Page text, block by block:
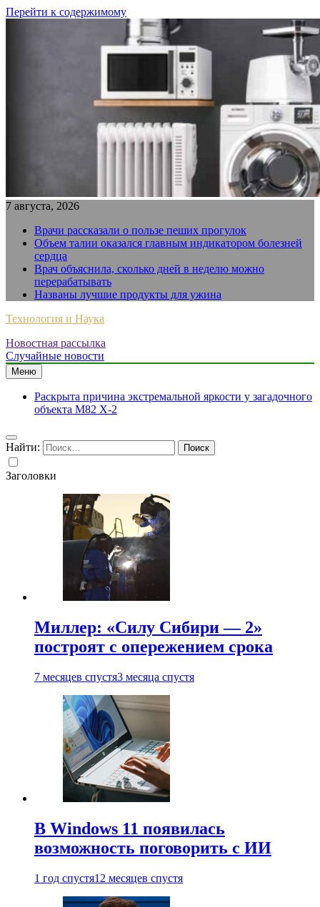
Перейти к содержимому
7 августа, 2026
Врачи рассказали о пользе пеших прогулок
Объем талии оказался главным индикатором болезней
сердца
Врач объяснила, сколько дней в неделю можно
перерабатывать
Названы лучшие продукты для ужина
Технология и Наука
Новостная рассылка
Случайные новости
Меню
Раскрыта причина экстремальной яркости у загадочного
объекта M82 X-2
Найти:
Заголовки
Миллер: «Силу Сибири — 2»
построят с опережением срока
7 месяцев спустя3 месяца спустя
В Windows 11 появилась
возможность поговорить с ИИ
1 год спустя12 месяцев спустя